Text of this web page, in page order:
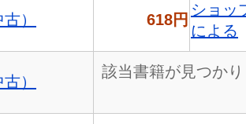
） 618円
ショッ
による
）
該当書籍が見つか